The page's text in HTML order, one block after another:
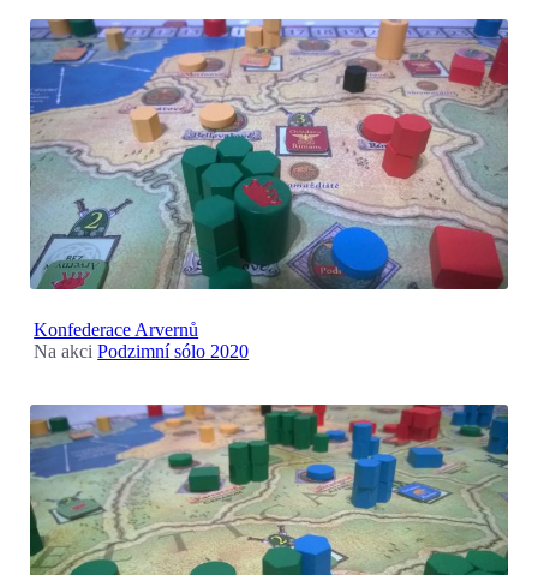
Konfederace Arvernů
Na akciPodzimní sólo 2020